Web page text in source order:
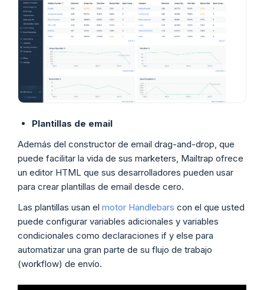
Plantillas de email
Además del constructor de email drag-and-drop, que
puede facilitar la vida de sus marketers, Mailtrap ofrece
un editor HTML que sus desarrolladores pueden usar
para crear plantillas de email desde cero.
Las plantillas usan el motor Handlebars con el que usted
puede configurar variables adicionales y variables
condicionales como declaraciones if y else para
automatizar una gran parte de su flujo de trabajo
(workflow) de envío.